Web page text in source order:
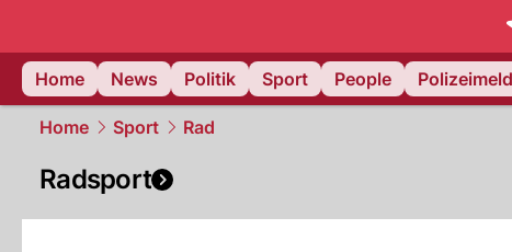
Home
News Politik Sport People
Home Sport Rad
Radsport